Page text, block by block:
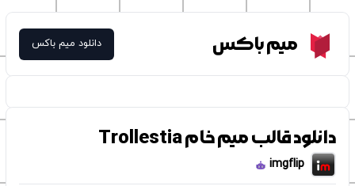
Meme Boxمیم باکس دانلود میم باکس
دانلود قالب میم خام Trollestia
imgflip